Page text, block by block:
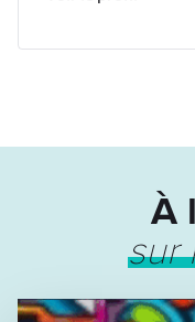
À
sur